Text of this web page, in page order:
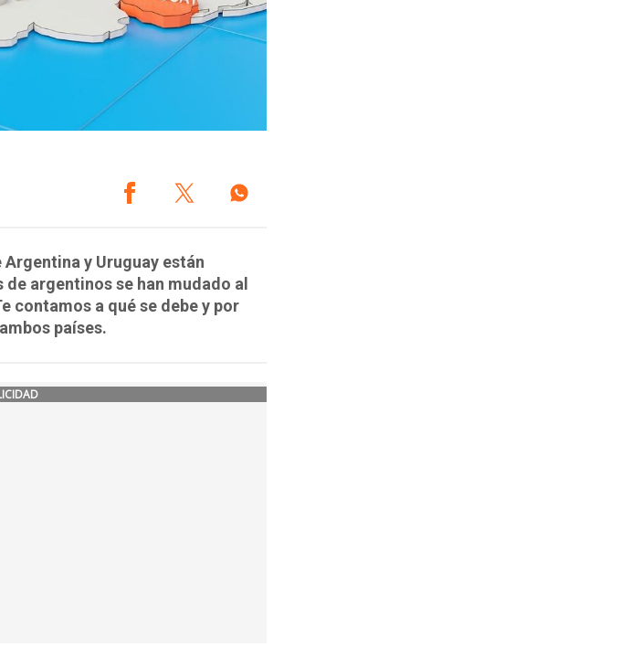
y Uruguay están
argentinos se han mudado al
contamos a qué se debe y por
países.